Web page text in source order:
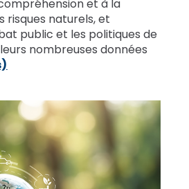
et à la
risques naturels, et
public et les politiques de
nombreuses données